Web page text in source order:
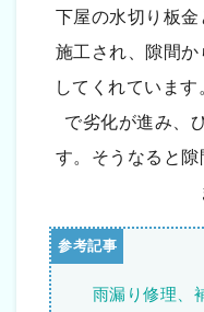
下屋の水切り板
施工され、隙間
してくれていま
で劣化が進み、
す。そうなると
雨漏り修理、